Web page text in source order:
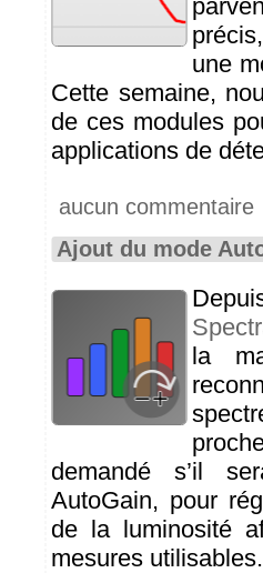
une
Cette semaine,
de ces modules
applications de
aucun commentaire
Ajout du mode
la
demandé s’il
AutoGain, pour
de la luminosité
mesures utilisables.